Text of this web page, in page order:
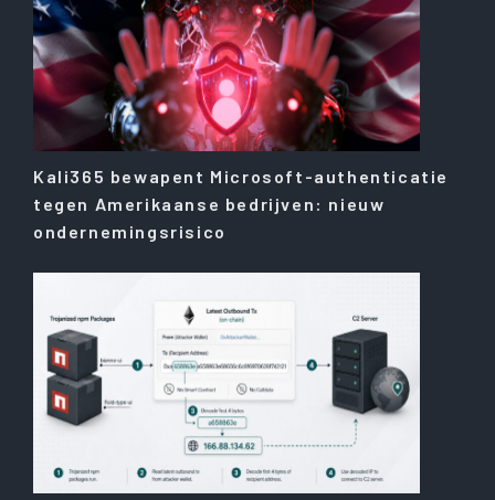
Kali365 bewapent Microsoft-authenticatie
tegen Amerikaanse bedrijven: nieuw
ondernemingsrisico